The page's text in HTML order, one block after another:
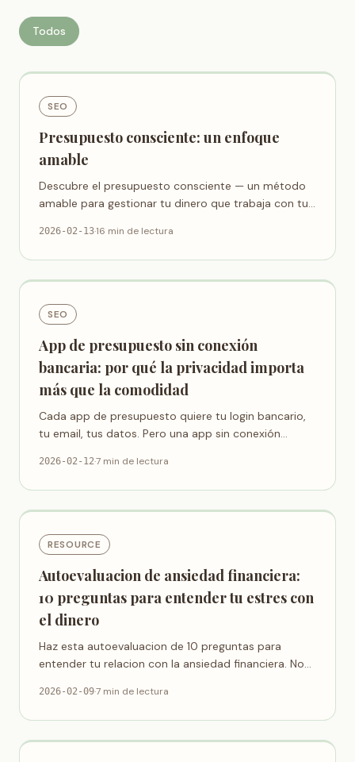
Todos
SEO
Presupuesto consciente: un enfoque
amable
Descubre el presupuesto consciente — un método
amable para gestionar tu dinero que trabaja con tus
2026-02-13·16 min de lectura
SEO
App de presupuesto sin conexión
bancaria: por qué la privacidad importa
más que la comodidad
Cada app de presupuesto quiere tu login bancario,
tu email, tus datos. Pero una app sin conexión
por qué importa.
2026-02-12·7 min de lectura
RESOURCE
Autoevaluacion de ansiedad financiera:
10 preguntas para entender tu estres con
el dinero
Haz esta autoevaluacion de 10 preguntas para
entender tu relacion con la ansiedad financiera. No
conciencia es el primer paso hacia el cambio.
2026-02-09·7 min de lectura